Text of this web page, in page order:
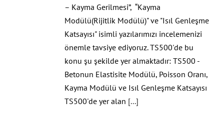
– Kayma Gerilmesi”, “Kayma
Modülü(Rijitlik Modülü)" ve "Isıl Genleşme
Katsayısı" isimli yazılarımızı incelemenizi
önemle tavsiye ediyoruz. TS500'de bu
konu şu şekilde yer almaktadır: TS500 -
Betonun Elastisite Modülü, Poisson Oranı,
Kayma Modülü ve Isıl Genleşme Katsayısı
TS500'de yer alan [...]